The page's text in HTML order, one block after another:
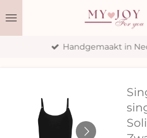
Handgemaakt in